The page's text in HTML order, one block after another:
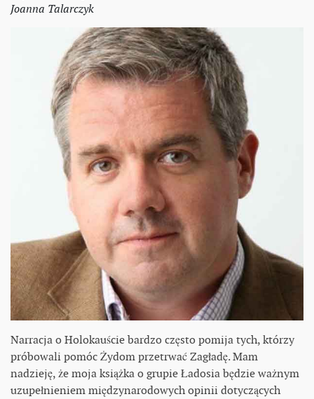
Joanna Talarczyk
Narracja o Holokauście bardzo często pomija tych, którzy
próbowali pomóc Żydom przetrwać Zagładę. Mam
nadzieję, że moja książka o grupie Ładosia będzie ważnym
uzupełnieniem międzynarodowych opinii dotyczących